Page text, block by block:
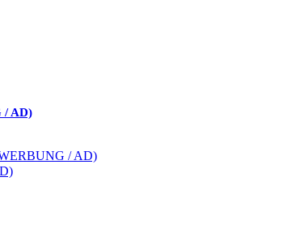
/ AD)
/ AD)